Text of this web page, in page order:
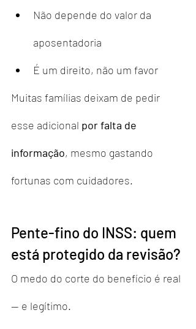
Não depende do valor da
aposentadoria
É um direito, não um favor
Muitas famílias deixam de pedir
esse adicional por falta de
informação, mesmo gastando
fortunas com cuidadores.
Pente-fino do INSS: quem
está protegido da revisão?
O medo do corte do benefício é real
— e legítimo.